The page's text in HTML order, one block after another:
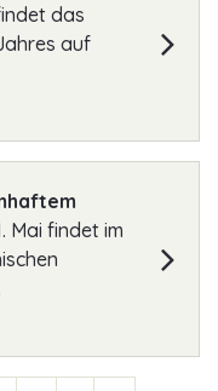
das
auf
Mai findet im